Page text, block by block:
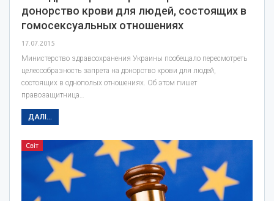
донорство крови для людей, состоящих в
гомосексуальных отношениях
17.07.2015
Министерство здравоохранения Украины пообещало пересмотреть
целесообразность запрета на донорство крови для людей,
состоящих в однополых отношениях. Об этом пишет
правозащитница…
ДАЛІ...
Світ